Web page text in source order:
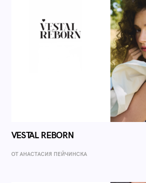
VESTAL REBORN
ОТ AНАСТАСИЯ ПЕЙЧИНСКА